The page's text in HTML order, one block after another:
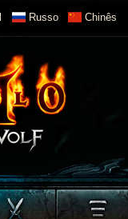
Russo Chinês